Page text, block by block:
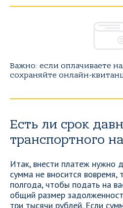
Важно: если оплачиваете
сохраняйте онлайн-
Есть ли срок
транспортного
Итак, внести платеж нужно
сумма не вносится вовремя,
полгода, чтобы подать на
общий размер
три тысячи рублей. Если